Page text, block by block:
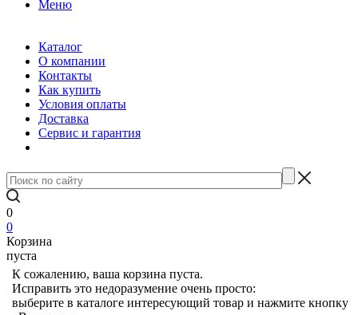
Меню
Каталог
О компании
Контакты
Как купить
Условия оплаты
Доставка
Сервис и гарантия
0
0
Корзина
пуста
К сожалению, ваша корзина пуста.
Исправить это недоразумение очень просто:
выберите в каталоге интересующий товар и нажмите кнопку